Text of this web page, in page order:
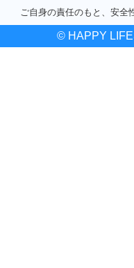
ご自身の責任のもと、安全
© HAPPY